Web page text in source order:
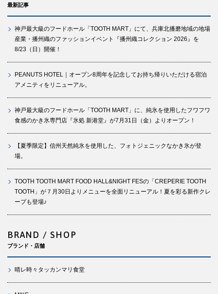
最新記事
神戸最大級のフードホール「TOOTH MART」にて、兵庫北播磨地域の地場
産業・播州織のファッションイベント『播州織コレクション 2026』を
8/23（日）開催！
PEANUTS HOTEL｜オープン8周年を記念してお持ち帰りいただける宿泊
アメニティをリニューアル。
神戸最大級のフードホール「TOOTH MART」に、純氷を使用したフワフワ
食感のかき氷専門店『氷処 新港堂』が7月31日（金）よりオープン！
【夏季限定】信州天然純氷を使用した、フォトジェニックなかき氷が登
場。
TOOTH TOOTH MART FOOD HALL&NIGHT FESの「CREPERIE TOOTH
TOOTH」が７月30日よりメニューを全面リニューアル！夏を彩る新作クレ
ープも登場♪
BRAND / SHOP
ブランド・店舗
晴レ時々タッカンマリ食堂